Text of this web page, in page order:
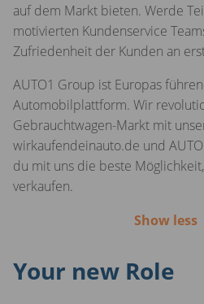
auf dem Markt bieten. Werde
motivierten Kundenservice
Zufriedenheit der Kunden an
AUTO1 Group ist Europas
Automobilplattform. Wir
Gebrauchtwagen-Markt mit
wirkaufendeinauto.de und
du mit uns die beste
verkaufen.
Show less
Your new Role